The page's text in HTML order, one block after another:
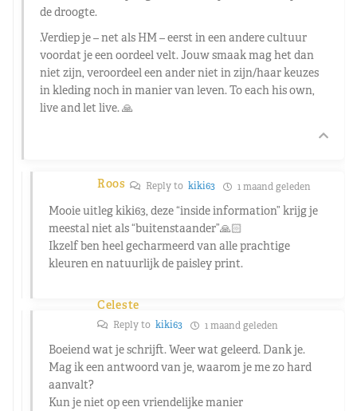
de droogte.
.Verdiep je – net als HM – eerst in een andere cultuur
voordat je een oordeel velt. Jouw smaak mag het dan
niet zijn, veroordeel een ander niet in zijn/haar keuzes
in kleding noch in manier van leven. To each his own,
live and let live. 🙏
Roos Reply to kiki63 1 maand geleden
Mooie uitleg kiki63, deze “inside information” krijg je
meestal niet als “buitenstaander”🙏🏻
Ikzelf ben heel gecharmeerd van alle prachtige
kleuren en natuurlijk de paisley print.
Celeste
Reply to kiki63 1 maand geleden
Boeiend wat je schrijft. Weer wat geleerd. Dank je.
Mag ik een antwoord van je, waarom je me zo hard
aanvalt?
Kun je niet op een vriendelijke manier